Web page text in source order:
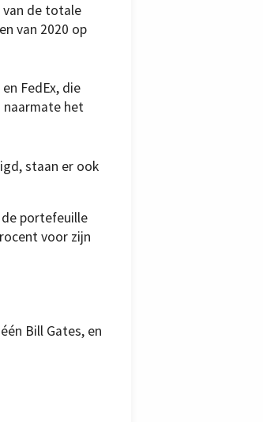
van de totale
van 2020 op
FedEx, die
naarmate het
staan er ook
portefeuille
voor zijn
Bill Gates, en